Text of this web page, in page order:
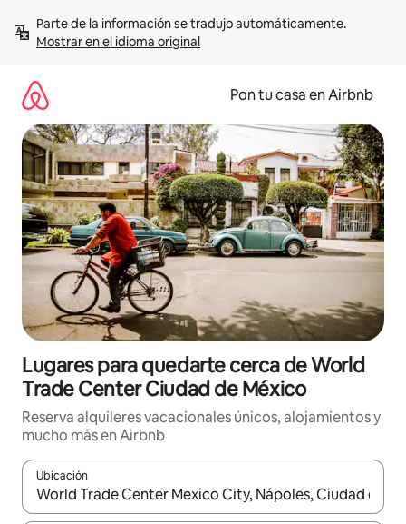
contenidoMostrar en el idioma original
Pon tu casa en Airbnb
Lugares para quedarte cerca de World
Trade Center Ciudad de México
Reserva alquileres vacacionales únicos, alojamientos y
mucho más en Airbnb
Ubicación
Cuando los resultados estén disponibles, navega con las